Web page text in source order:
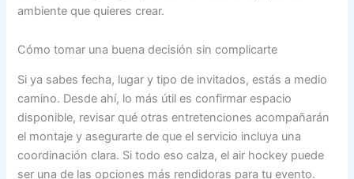
ambiente que quieres crear.
Cómo tomar una buena decisión sin complicarte
Si ya sabes fecha, lugar y tipo de invitados, estás a medio
camino. Desde ahí, lo más útil es confirmar espacio
disponible, revisar qué otras entretenciones acompañarán
el montaje y asegurarte de que el servicio incluya una
coordinación clara. Si todo eso calza, el air hockey puede
ser una de las opciones más rendidoras para tu evento.